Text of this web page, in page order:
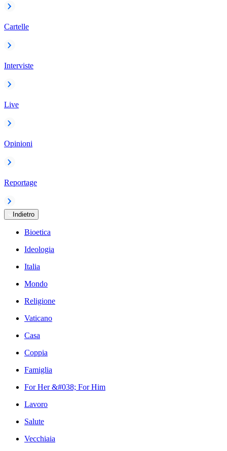
Cartelle
Interviste
Live
Opinioni
Reportage
Indietro
Bioetica
Ideologia
Italia
Mondo
Religione
Vaticano
Casa
Coppia
Famiglia
For Her &#038; For Him
Lavoro
Salute
Vecchiaia